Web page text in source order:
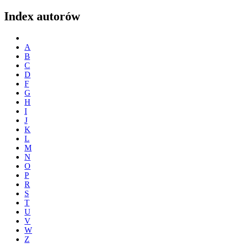
Index autorów
A
B
C
D
F
G
H
I
J
K
L
M
N
O
P
R
S
T
U
V
W
Z